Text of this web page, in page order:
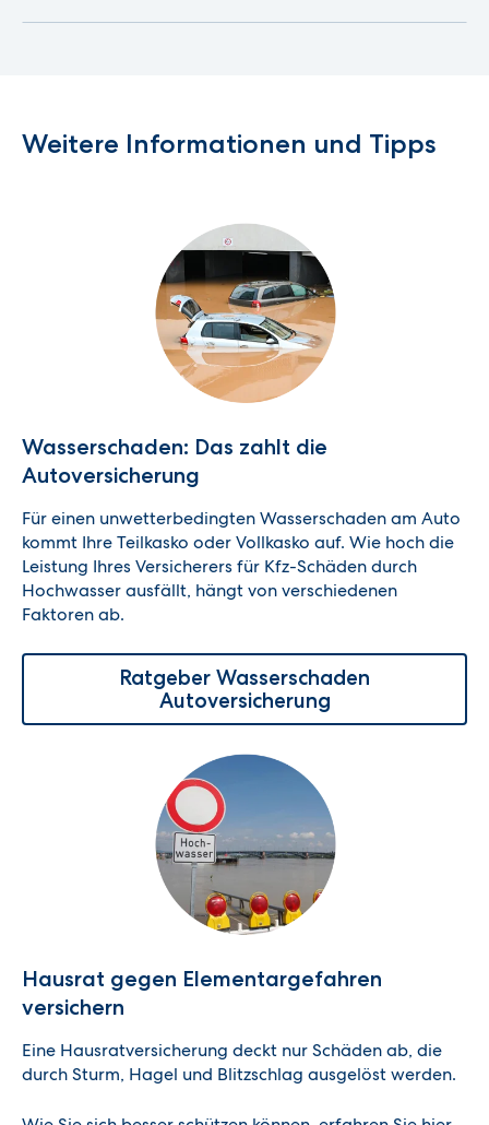
Weitere Informationen und Tipps
Wasserschaden: Das zahlt die
Autoversicherung
Für einen unwetterbedingten Wasserschaden am Auto
kommt Ihre Teilkasko oder Vollkasko auf. Wie hoch die
Leistung Ihres Versicherers für Kfz-Schäden durch
Hochwasser ausfällt, hängt von verschiedenen
Faktoren ab.
Ratgeber Wasserschaden
Autoversicherung
Hausrat gegen Elementargefahren
versichern
Eine Hausratversicherung deckt nur Schäden ab, die
durch Sturm, Hagel und Blitzschlag ausgelöst werden.